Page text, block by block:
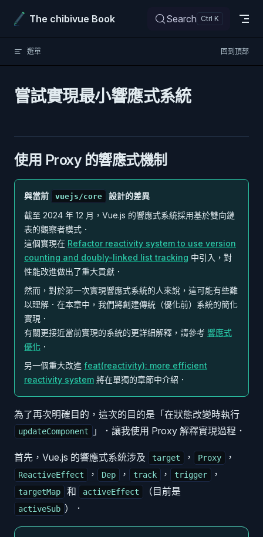
Skip to content
The chibivue Book Search
選單 回到頂部
嘗試實現最小響應式系統
使用 Proxy 的響應式機制
與當前 vuejs/core
設計的差異
截至 2024 年 12 月，Vue.js 的響應式系統採用基於雙向鏈
表的觀察者模式．
這個實現在 Refactor reactivity system to use version
counting and doubly-linked list tracking 中引入，對
性能改進做出了重大貢獻．
然而，對於第一次實現響應式系統的人來說，這可能有些難
以理解．在本章中，我們將創建傳統（優化前）系統的簡化
實現．
有關更接近當前實現的系統的更詳細解釋，請參考 響應式
優化 ．
另一個重大改進 feat(reactivity): more efficient
reactivity system 將在單獨的章節中介紹．
為了再次明確目的，這次的目的是「在狀態改變時執行
updateComponent 」．讓我使用 Proxy 解釋實現過程．
首先，Vue.js 的響應式系統涉及 target ， Proxy ，
ReactiveEffect ， Dep ， track ， trigger ，
targetMap 和 activeEffect （目前是
activeSub ）．